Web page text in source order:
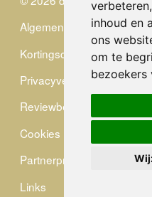
inhoud en
ons
om te
bezoekers
Algemene Voorwaarden
Kortingscode
Privacyverklaring
Reviewbeleid
Cookies
Partnerprogramma
Links